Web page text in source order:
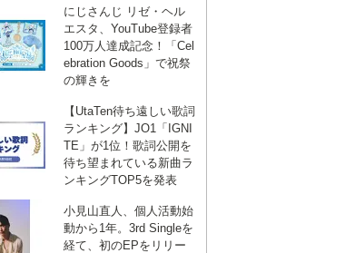
にじさんじ リゼ・ヘル
エスタ、YouTube登録者
100万人達成記念！「Cel
ebration Goods」で祝祭
の輝きを
【UtaTen待ち遠しい歌詞
ランキング】JO1「IGNI
TE」が1位！歌詞公開を
待ち望まれている新曲ラ
ンキングTOP5を発表
小見山直人、個人活動始
動から1年。3rd Singleを
経て、初のEPをリリー